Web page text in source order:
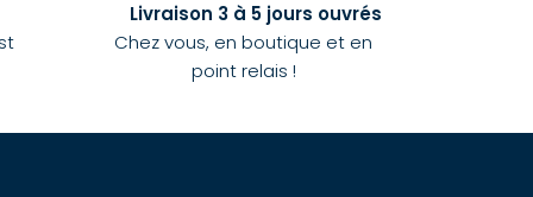
Livraison 3 à 5 jours ouvrés
Chez vous, en boutique et en
point relais !